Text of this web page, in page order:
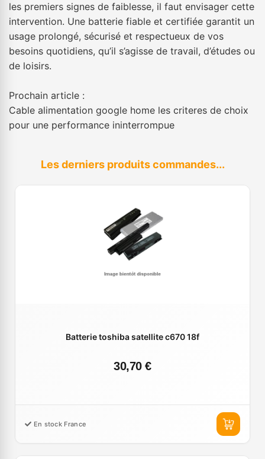
les premiers signes de faiblesse, il faut envisager cette
intervention. Une batterie fiable et certifiée garantit un
usage prolongé, sécurisé et respectueux de vos
besoins quotidiens, qu’il s’agisse de travail, d’études ou
de loisirs.
Prochain article :
Cable alimentation google home les criteres de choix
pour une performance ininterrompue
Les derniers produits commandes...
Batterie toshiba satellite c670 18f
30,70 €
En stock France